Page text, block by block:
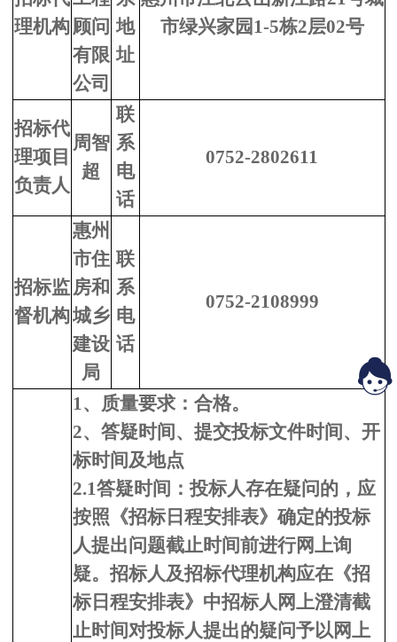
理机构顾问
有限
公司
地
址
市绿兴家园1-5栋2层02号
招标代
理项目
负责人
周智
超
联
系
电
话
0752-2802611
招标监
督机构
惠州
市住
房和
城乡
建设
局
联
系
电
话
0752-2108999
1、质量要求： 合格。
2、 答疑时间、提交投标文件时间、开
标时间及地点
2.1答疑时间：投标人存在疑问的，应
按照《招标日程安排表》确定的投标
人提出问题截止时间前进行网上询
疑。招标人及招标代理机构应在《招
标日程安排表》中招标人网上澄清截
止时间对投标人提出的疑问予以网上